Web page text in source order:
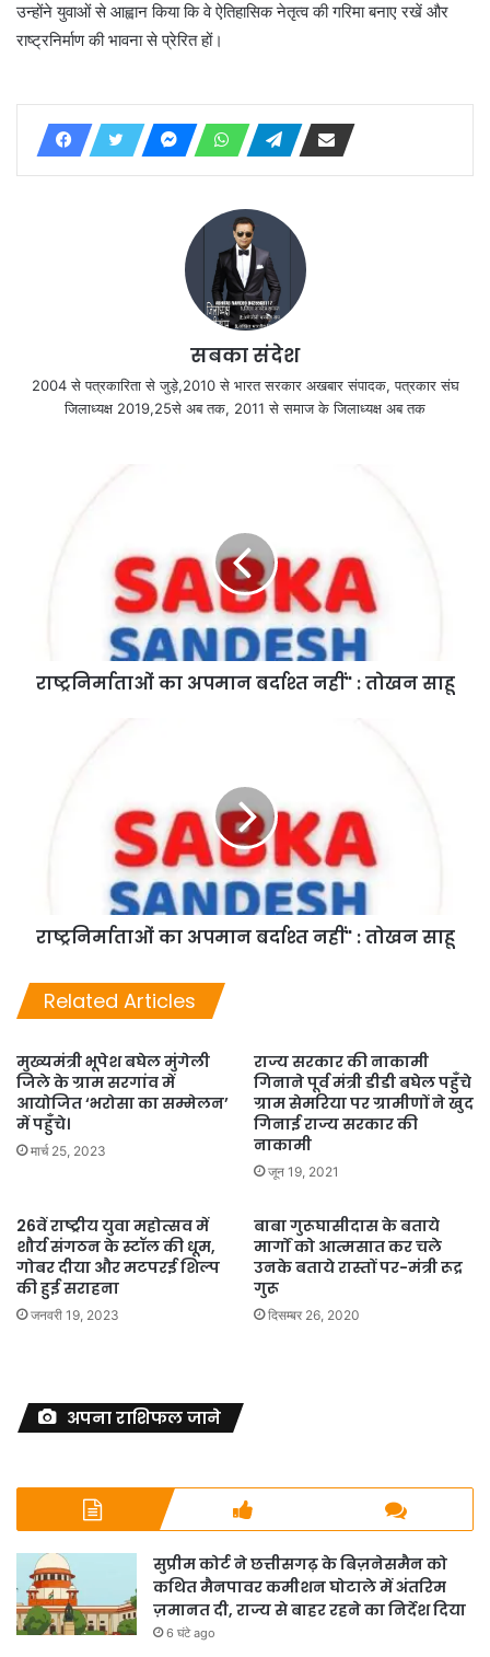
उन्होंने युवाओं से आह्वान किया कि वे ऐतिहासिक नेतृत्व की गरिमा बनाए रखें और
राष्ट्रनिर्माण की भावना से प्रेरित हों।
सबका संदेश
2004 से पत्रकारिता से जुड़े,2010 से भारत सरकार अखबार संपादक, पत्रकार संघ
जिलाध्यक्ष 2019,25से अब तक, 2011 से समाज के जिलाध्यक्ष अब तक
राष्ट्रनिर्माताओं का अपमान बर्दाश्त नहीं" : तोखन साहू
राष्ट्रनिर्माताओं का अपमान बर्दाश्त नहीं" : तोखन साहू
Related Articles
मुख्यमंत्री भूपेश बघेल मुंगेली
जिले के ग्राम सरगांव में
आयोजित ‘भरोसा का सम्मेलन’
में पहुँचे।
मार्च 25, 2023
राज्य सरकार की नाकामी
गिनाने पूर्व मंत्री डीडी बघेल पहुँचे
ग्राम सेमरिया पर ग्रामीणों ने खुद
गिनाई राज्य सरकार की
नाकामी
जून 19, 2021
26वें राष्ट्रीय युवा महोत्सव में
शौर्य संगठन के स्टॉल की धूम,
गोबर दीया और मटपरई शिल्प
की हुई सराहना
जनवरी 19, 2023
बाबा गुरूघासीदास के बताये
मार्गों को आत्मसात कर चले
उनके बताये रास्तों पर-मंत्री रूद्र
गुरू
दिसम्बर 26, 2020
अपना राशिफल जाने
सुप्रीम कोर्ट ने छत्तीसगढ़ के बिज़नेसमैन को
कथित मैनपावर कमीशन घोटाले में अंतरिम
ज़मानत दी, राज्य से बाहर रहने का निर्देश दिया
6 घंटे ago